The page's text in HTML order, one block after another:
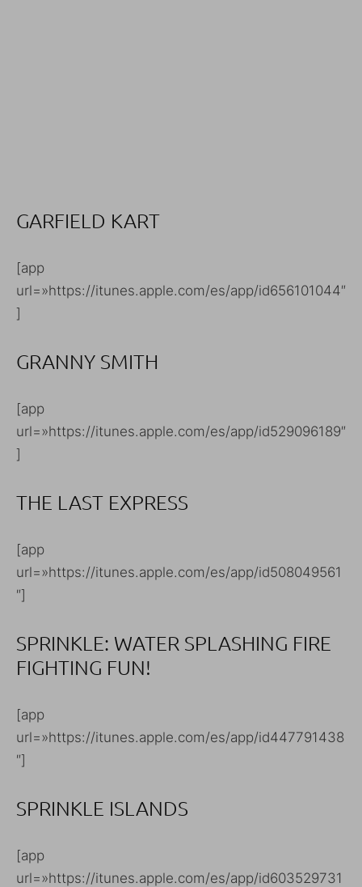
GARFIELD KART
[app
url=»https://itunes.apple.com/es/app/id656101044″
]
GRANNY SMITH
[app
url=»https://itunes.apple.com/es/app/id529096189″
]
THE LAST EXPRESS
[app
url=»https://itunes.apple.com/es/app/id508049561
″]
SPRINKLE: WATER SPLASHING FIRE
FIGHTING FUN!
[app
url=»https://itunes.apple.com/es/app/id447791438
″]
SPRINKLE ISLANDS
[app
url=»https://itunes.apple.com/es/app/id603529731